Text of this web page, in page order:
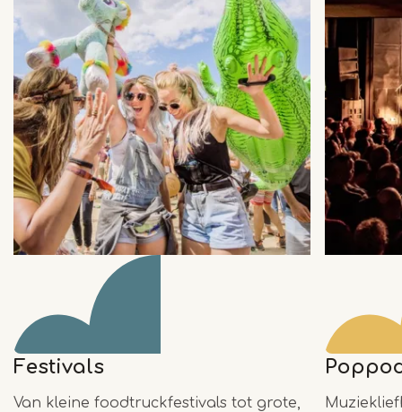
Festivals
Van kleine foodtruckfestivals tot grote,